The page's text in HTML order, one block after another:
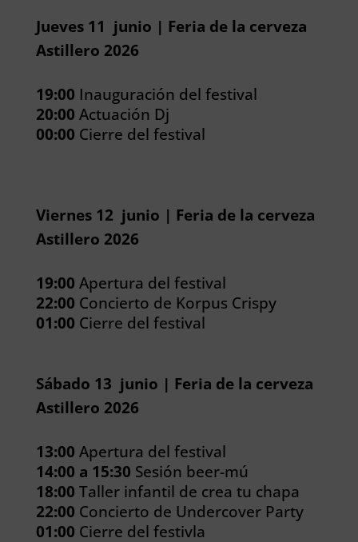
Jueves 11 junio | Feria de la cerveza
Astillero 2026
19:00 Inauguración del festival
20:00 Actuación Dj
00:00 Cierre del festival
Viernes 12 junio | Feria de la cerveza
Astillero 2026
19:00 Apertura del festival
22:00 Concierto de Korpus Crispy
01:00 Cierre del festival
Sábado 13 junio | Feria de la cerveza
Astillero 2026
13:00 Apertura del festival
14:00 a 15:30 Sesión beer-mú
18:00 Taller infantil de crea tu chapa
22:00 Concierto de Undercover Party
01:00 Cierre del festivla